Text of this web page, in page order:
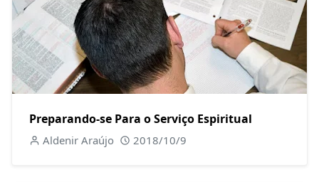
Preparando-se Para o Serviço Espiritual
Aldenir Araújo 2018/10/9